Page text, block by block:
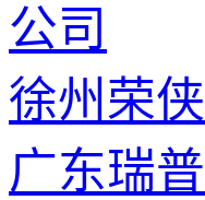
公司
徐州荣
广东瑞